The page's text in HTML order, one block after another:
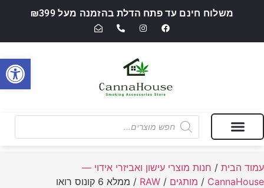
משלוח חינם עד פתח הדלת בהזמנה מעל ₪399
עמוד הבית / חנות מוצרי עישון ואביזרי אידוי —
CannaHouse
/ מותגים /
RAW / ממלא 6 קונוס רואו
פתח